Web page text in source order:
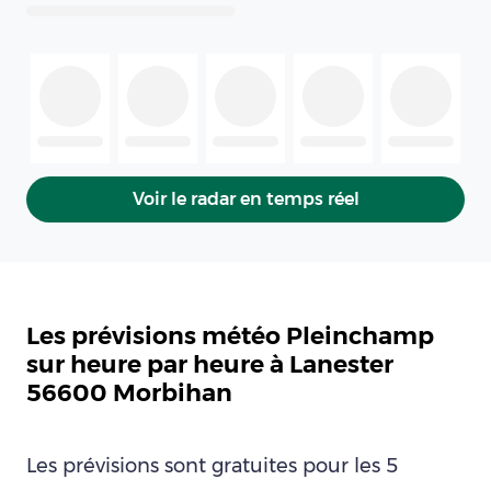
Voir le radar en temps réel
Les prévisions météo Pleinchamp
sur heure par heure à Lanester
56600 Morbihan
Les prévisions sont gratuites pour les 5